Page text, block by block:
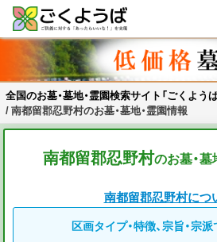
Skip
content
全国のお墓・墓地・霊園検索サイト「ご
ご供養をもっと身近に
全国のお墓・墓地・霊園検索サイト「ごくようば
/南都留郡忍野村のお墓・墓地・霊園情報
南都留郡忍野村のお墓・墓
南都留郡忍野村につ
区画タイプ・特徴、宗旨・宗